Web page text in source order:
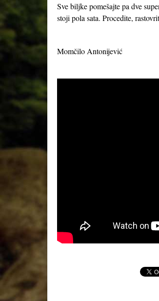
Sve biljke pomešajte pa dve
stoji pola sata. Procedite,
Momčilo Antonijević